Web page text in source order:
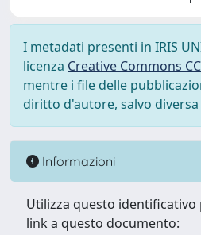
I metadati presenti in IRIS
licenza Creative Commons
mentre i file delle
diritto d'autore, salvo
Informazioni
Utilizza questo
link a questo documento: